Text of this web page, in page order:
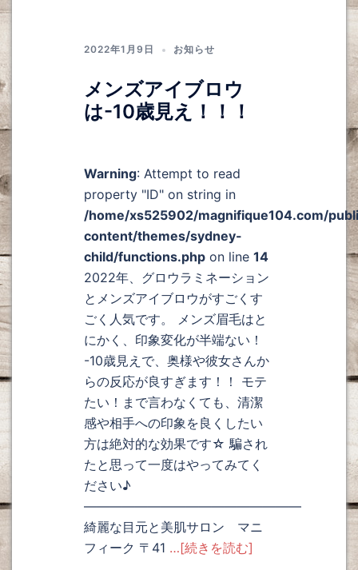
2022年1月9日 お知らせ
メンズアイブロウ
は-10歳見え！！！
Warning: Attempt to read
property "ID" on string in
/home/xs525902/magnifique104.com/
content/themes/sydney-
child/functions.phpon line 14
2022年、グロウラミネーション
とメンズアイブロウがすごくす
ごく人気です。 メンズ眉毛はと
にかく、印象変化が半端ない！
-10歳見えで、奥様や彼女さんか
らの反応が良すぎます！！ モテ
たい！まで言わなくても、清潔
感や相手への印象を良くしたい
方は絶対的な効果です☆ 騙され
たと思って一度はやってみてく
ださい♪
—————————————————
綺麗な目元と美肌サロン マニ
フィーク 〒41 …[続きを読む]